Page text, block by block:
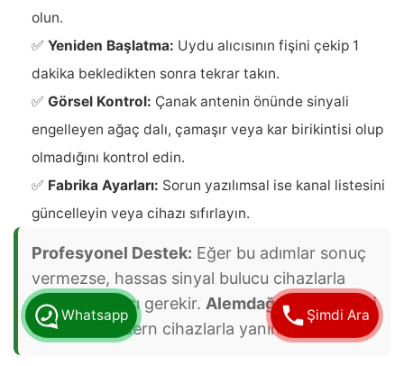
olun.
✅ Yeniden Başlatma: Uydu alıcısının fişini çekip 1
dakika bekledikten sonra tekrar takın.
✅ Görsel Kontrol: Çanak antenin önünde sinyali
engelleyen ağaç dalı, çamaşır veya kar birikintisi olup
olmadığını kontrol edin.
✅ Fabrika Ayarları: Sorun yazılımsal ise kanal listesini
güncelleyin veya cihazı sıfırlayın.
Profesyonel Destek: Eğer bu adımlar sonuç
vermezse, hassas sinyal bulucu cihazlarla
ayar yapılması gerekir. Alemdağ Uydu servisi
ekibimiz modern cihazlarla yanınızdadır.
Şimdi Ara
Whatsapp